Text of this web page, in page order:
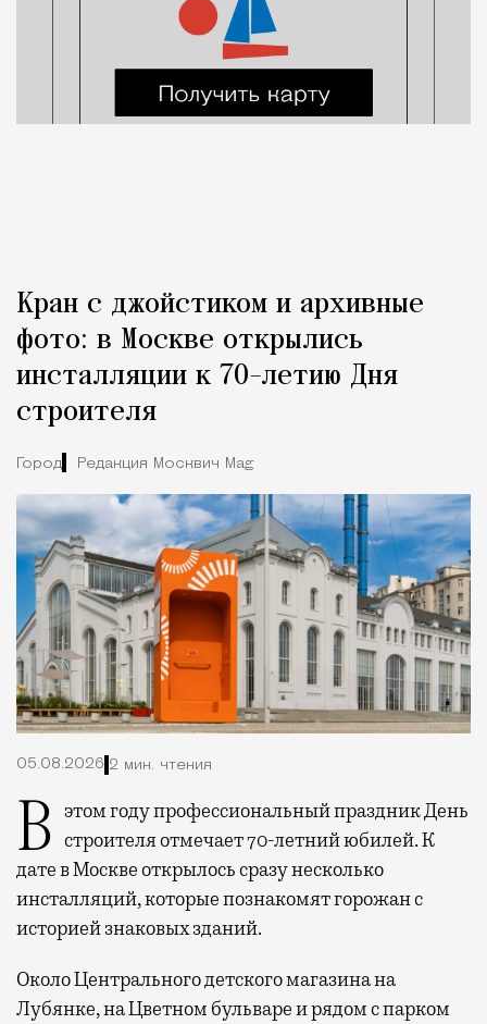
Кран с джойстиком и архивные
фото: в Москве открылись
инсталляции к 70-летию Дня
строителя
Город Редакция Москвич Mag
05.08.2026 2 мин. чтения
В этом году профессиональный праздник День строителя отмечает 70-летний юбилей. К
дате в Москве открылось сразу несколько
инсталляций, которые познакомят горожан с
историей знаковых зданий.
Около Центрального детского магазина на
Лубянке, на Цветном бульваре и рядом с парком